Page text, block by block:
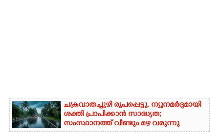
ചക്രവാതച്ചുഴി രൂപപ്പെട്ടു, ന്യൂനമർദ്ദമായി
ശക്തി പ്രാപിക്കാൻ സാദ്ധ്യത;
സംസ്ഥാനത്ത് വീണ്ടും മഴ വരുന്നു